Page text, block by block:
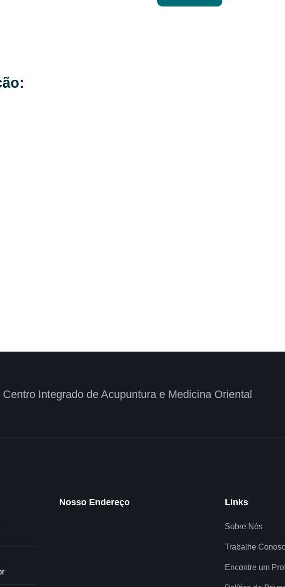
Centro Integrado de Acupuntura e Medicina Oriental
Nosso Endereço Links
Sobre Nós
Trabalhe
Encontre um